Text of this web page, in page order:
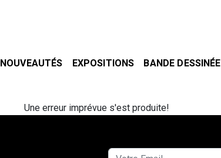
NOUVEAUTÉS EXPOSITIONS BANDE DESSINÉE
Une erreur imprévue s'est produite!